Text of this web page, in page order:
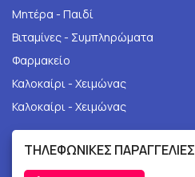
Μητέρα - Παιδί
Βιταμίνες - Συμπληρώματα
Φαρμακείο
Καλοκαίρι - Χειμώνας
Καλοκαίρι - Χειμώνας
ΤΗΛΕΦΩΝΙΚΕΣ ΠΑΡΑΓΓΕΛΙΕΣ